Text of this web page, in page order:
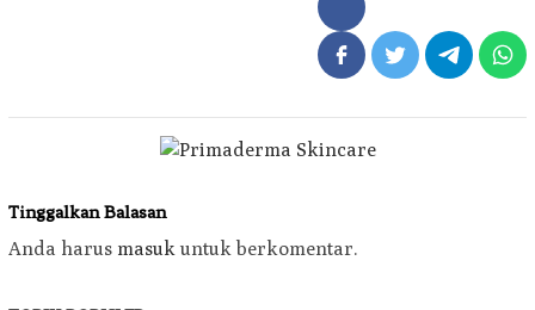
Tinggalkan Balasan
Anda harus masuk untuk berkomentar.